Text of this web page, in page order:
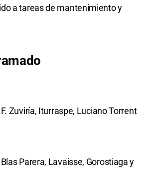
a tareas de mantenimiento y
Zuviría, Iturraspe, Luciano Torrent
Parera, Lavaisse, Gorostiaga y